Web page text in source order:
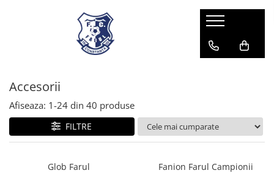
Accesorii
Afiseaza: 1-24 din 40 produse
FILTRE
Glob Farul
Fanion Farul Campionii